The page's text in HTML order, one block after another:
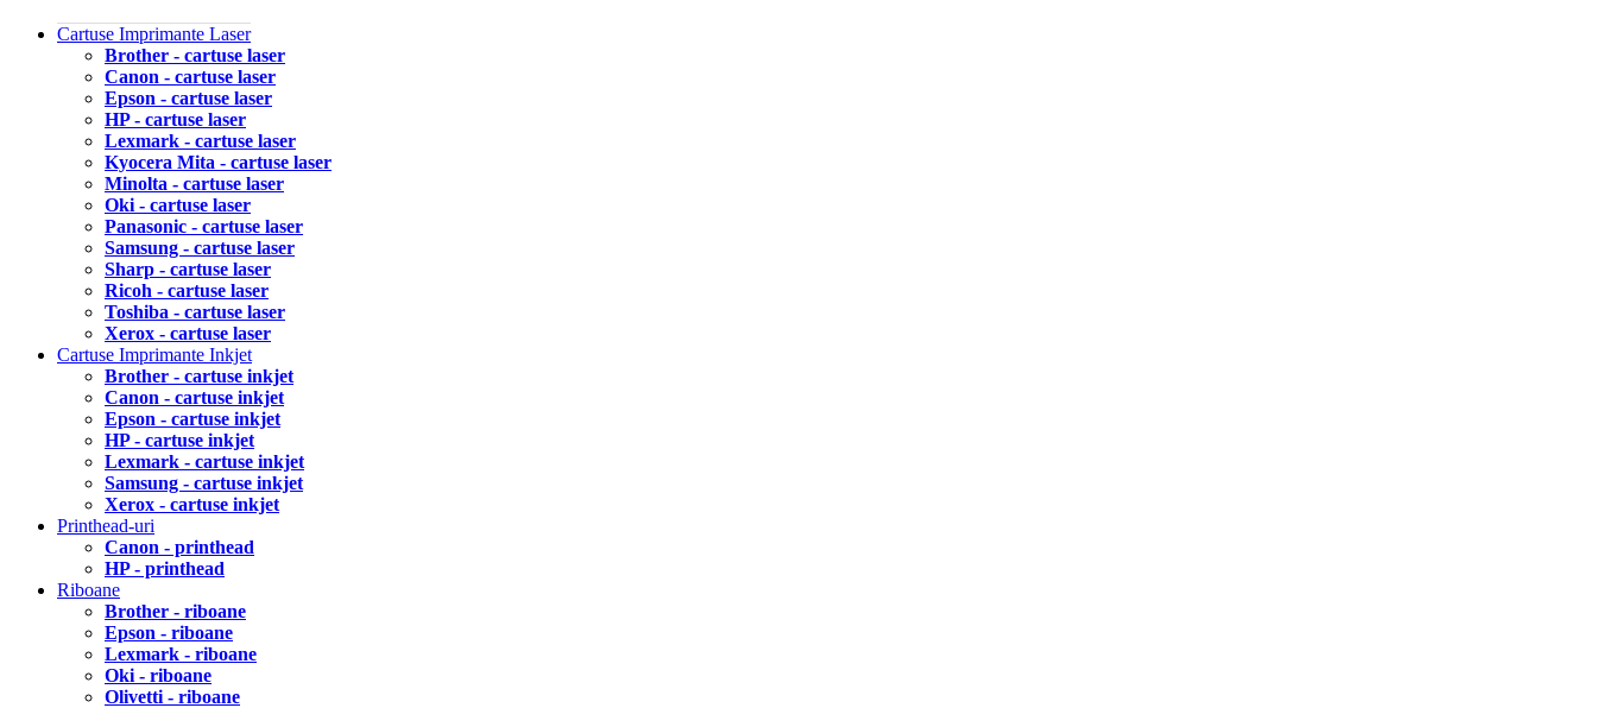
Cartuse Imprimante Laser
Brother - cartuse laser
Canon - cartuse laser
Epson - cartuse laser
HP - cartuse laser
Lexmark - cartuse laser
Kyocera Mita - cartuse laser
Minolta - cartuse laser
Oki - cartuse laser
Panasonic - cartuse laser
Samsung - cartuse laser
Sharp - cartuse laser
Ricoh - cartuse laser
Toshiba - cartuse laser
Xerox - cartuse laser
Cartuse Imprimante Inkjet
Brother - cartuse inkjet
Canon - cartuse inkjet
Epson - cartuse inkjet
HP - cartuse inkjet
Lexmark - cartuse inkjet
Samsung - cartuse inkjet
Xerox - cartuse inkjet
Printhead-uri
Canon - printhead
HP - printhead
Riboane
Brother - riboane
Epson - riboane
Lexmark - riboane
Oki - riboane
Olivetti - riboane